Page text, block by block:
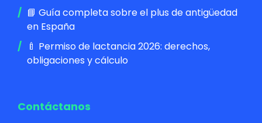
📘 Guía completa sobre el plus de antigüedad
en España
🍼 Permiso de lactancia 2026: derechos,
obligaciones y cálculo
Contáctanos